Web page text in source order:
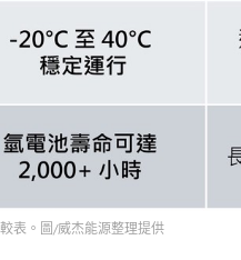
表。圖/威杰能源整理提供